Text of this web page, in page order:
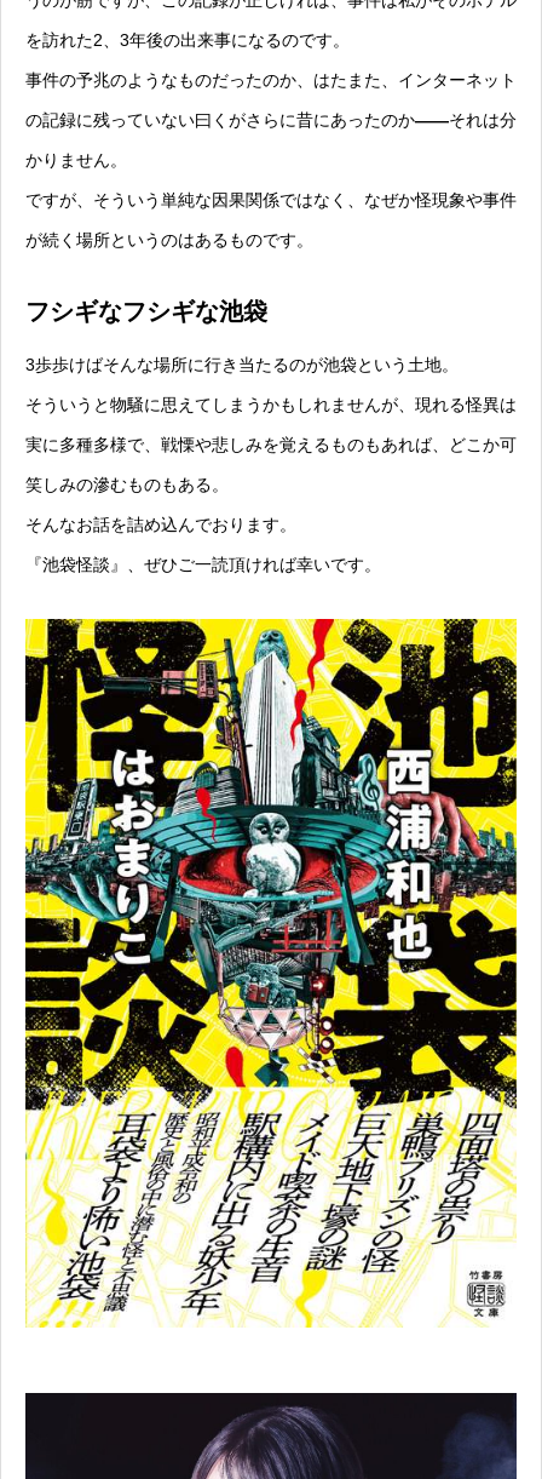
を訪れた2、3年後の出来事になるのです。
事件の予兆のようなものだったのか、はたまた、インターネット
の記録に残っていない曰くがさらに昔にあったのか——それは分
かりません。
ですが、そういう単純な因果関係ではなく、なぜか怪現象や事件
が続く場所というのはあるものです。
フシギなフシギな池袋
3歩歩けばそんな場所に行き当たるのが池袋という土地。
そういうと物騒に思えてしまうかもしれませんが、現れる怪異は
実に多種多様で、戦慄や悲しみを覚えるものもあれば、どこか可
笑しみの滲むものもある。
そんなお話を詰め込んでおります。
『池袋怪談』、ぜひご一読頂ければ幸いです。